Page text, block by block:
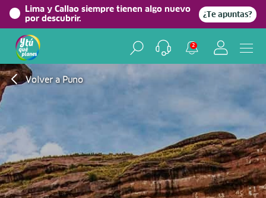
Lima y Callao siempre tienen algo nuevo
por descubrir.
¿Te apuntas?
2
Volver a Puno